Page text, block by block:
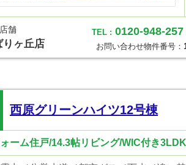
舗
りヶ丘店
TEL : 0120-948-257
お問い合わせ物件番号：
西原グリーンハイツ12号棟
ーム住戸/14.3帖リビング/WIC付き